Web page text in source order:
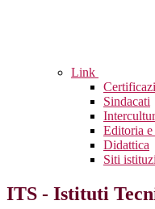
Link
Sindacati
Editoria
Didattica
Siti
ITS - Istituti